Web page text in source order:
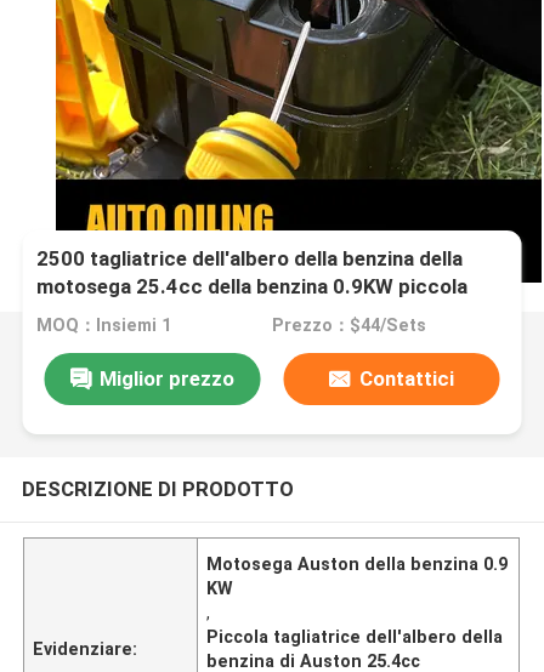
2500 tagliatrice dell'albero della benzina della
motosega 25.4cc della benzina 0.9KW piccola
MOQ：Insiemi 1 Prezzo：$44/Sets
Miglior prezzo Contattici
DESCRIZIONE DI PRODOTTO
Evidenziare:
Motosega Auston della benzina 0.9
KW
,
Piccola tagliatrice dell'albero della
benzina di Auston 25.4cc